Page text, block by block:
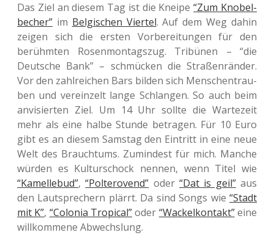
Das Ziel an diesem Tag ist die Kneipe“Zum Kno­bel­
be­cher” im Bel­gi­schen Vier­tel. Auf dem Weg dahin
zeigen sich die ersten Vor­be­rei­tun­gen für den
berühm­ten Rosen­mon­tags­zug. Tri­bü­nen – “die
Deut­sche Bank” – schmü­cken die Stra­ßen­rän­der.
Vor den zahl­rei­chen Bars bilden sich Men­schen­trau­
ben und ver­ein­zelt lange Schlan­gen. So auch beim
anvi­sier­ten Ziel. Um 14 Uhr sollte die War­te­zeit
mehr als eine halbe Stunde betra­gen. Für 10 Euro
gibt es an diesem Sams­tag den Ein­tritt in eine neue
Welt des Brauch­tums. Zumin­dest für mich. Manche
würden es Kul­tur­schock nennen, wenn Titel wie
“Kamel­le­bud”,“Pol­tero­vend” oder“Dat is geil”aus
den Laut­spre­chern plärrt. Da sind Songs wie “Stadt
mit K”, “Colo­nia Tro­pi­cal”oder “Wackel­kon­takt”eine
will­kom­me­ne Abwechslung.